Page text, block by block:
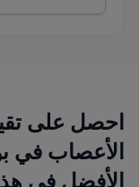
المرضى الدوليين
احصل على
الأعصاب في
الأفضل في